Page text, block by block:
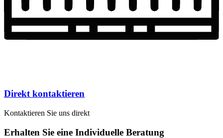
Direkt kontaktieren
Kontaktieren Sie uns direkt
Erhalten Sie eine Individuelle Beratung